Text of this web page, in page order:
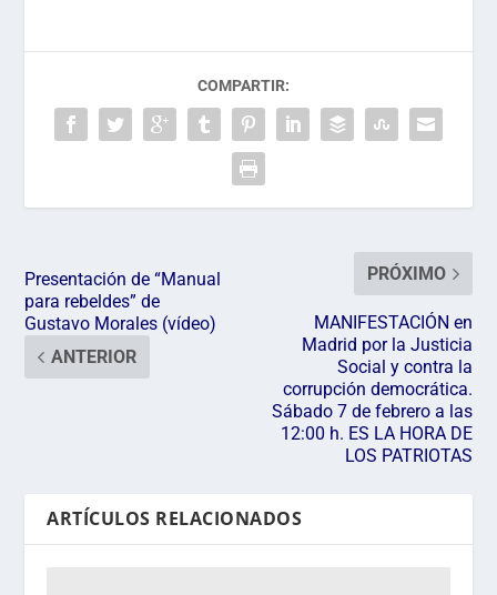
COMPARTIR:
Presentación de “Manual
para rebeldes” de
Gustavo Morales (vídeo)
ANTERIOR
PRÓXIMO
MANIFESTACIÓN en
Madrid por la Justicia
Social y contra la
corrupción democrática.
Sábado 7 de febrero a las
12:00 h. ES LA HORA DE
LOS PATRIOTAS
ARTÍCULOS RELACIONADOS